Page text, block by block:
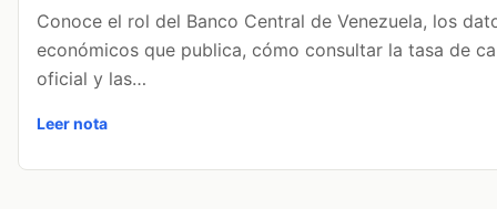
Conoce el rol del Banco Central de Venezuela, los
económicos que publica, cómo consultar la tasa de
oficial y las…
Leer nota